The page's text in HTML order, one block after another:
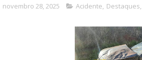
novembro 28, 2025 Acidente, Destaques,